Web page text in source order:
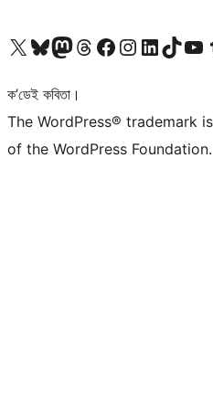
আমাৰ X (আগৰ Twitter) একাউণ্টলৈ যাওকআমাৰ Bluesky একাউণ্টলৈ যাওকআমাৰ Mastodon একাউণ্টলৈ যাওকআমাৰ Threads একাউণ্টলৈ যাওকআমাৰ Facebook পৃষ্ঠালৈ যাওকআমাৰ Instagram একাউণ্টলৈ যাওকআমাৰ LinkedIn একাউণ্টলৈ যাওকআমাৰ TikTok একাউণ্টলৈ যাওক
আমাৰ YouTube
ক’ডেই কবিতা।
The WordPress® trademark
of the WordPress Foundation.